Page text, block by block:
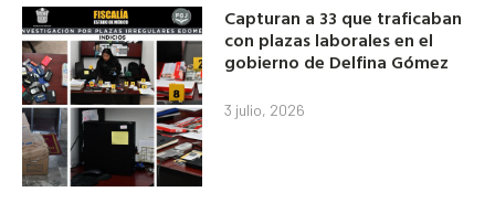
Capturan a 33 que traficaban
con plazas laborales en el
gobierno de Delfina Gómez
3 julio, 2026